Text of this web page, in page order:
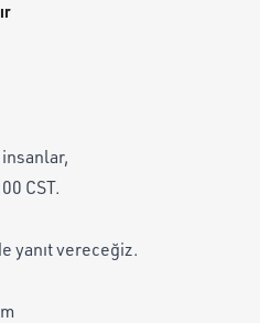
insanlar,
CST.
yanıt vereceğiz.